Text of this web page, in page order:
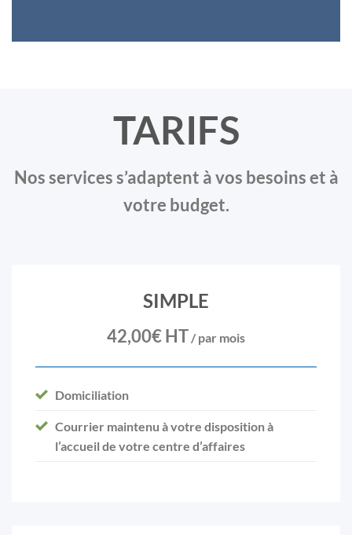
TARIFS
Nos services s’adaptent à vos besoins et à
votre budget.
SIMPLE
42,00€ HT / par mois
Domiciliation
Courrier maintenu à votre disposition à
l’accueil de votre centre d’affaires